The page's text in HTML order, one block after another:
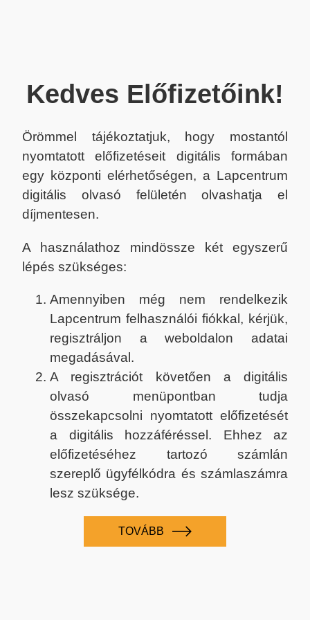
Kedves Előfizetőink!
Örömmel tájékoztatjuk, hogy mostantól
nyomtatott előfizetéseit digitális formában
egy központi elérhetőségen, a Lapcentrum
digitális olvasó felületén olvashatja el
díjmentesen.
A használathoz mindössze két egyszerű
lépés szükséges:
Amennyiben még nem rendelkezik
Lapcentrum felhasználói fiókkal, kérjük,
regisztráljon a weboldalon adatai
megadásával.
A regisztrációt követően a digitális
olvasó menüpontban tudja
összekapcsolni nyomtatott előfizetését
a digitális hozzáféréssel. Ehhez az
előfizetéséhez tartozó számlán
szereplő ügyfélkódra és számlaszámra
lesz szüksége.
TOVÁBB